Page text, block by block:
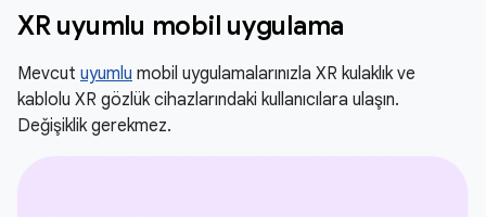
XR uyumlu mobil uygulama
Mevcut uyumlu mobil uygulamalarınızla XR kulaklık ve
kablolu XR gözlük cihazlarındaki kullanıcılara ulaşın.
Değişiklik gerekmez.